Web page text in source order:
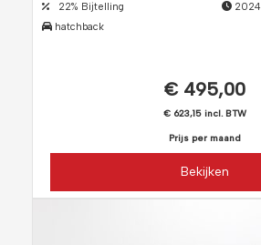
22% Bijtelling
hatchback
2024
€ 495,00
€ 623,15 incl. BTW
Prijs per maand
Bekijken